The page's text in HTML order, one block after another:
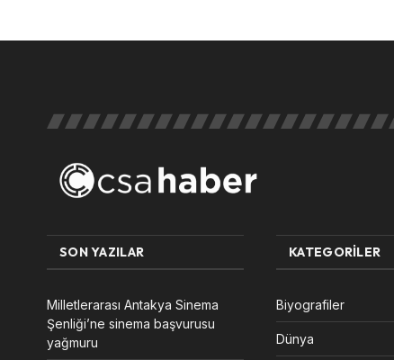
SON YAZILAR
Milletlerarası Antakya Sinema
Şenliği’ne sinema başvurusu
yağmuru
KATEGORILER
Biyografiler
Dünya